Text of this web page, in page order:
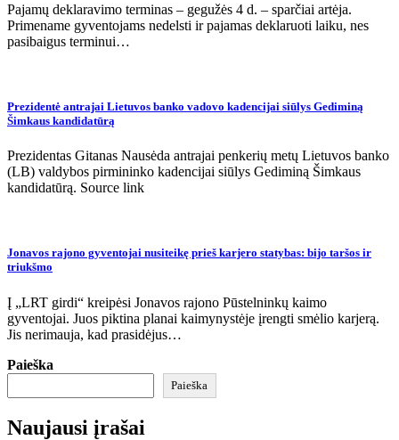
Pajamų deklaravimo terminas – gegužės 4 d. – sparčiai artėja.
Primename gyventojams nedelsti ir pajamas deklaruoti laiku, nes
pasibaigus terminui…
Prezidentė antrajai Lietuvos banko vadovo kadencijai siūlys Gediminą
Šimkaus kandidatūrą
Prezidentas Gitanas Nausėda antrajai penkerių metų Lietuvos banko
(LB) valdybos pirmininko kadencijai siūlys Gediminą Šimkaus
kandidatūrą. Source link
Jonavos rajono gyventojai nusiteikę prieš karjero statybas: bijo taršos ir
triukšmo
Į „LRT girdi“ kreipėsi Jonavos rajono Pūstelninkų kaimo
gyventojai. Juos piktina planai kaimynystėje įrengti smėlio karjerą.
Jis nerimauja, kad prasidėjus…
Paieška
Paieška
Naujausi įrašai